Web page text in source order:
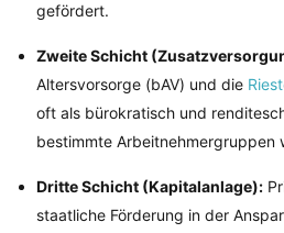
gefördert.
Zweite Schicht
Altersvorsorge (bAV) und die
oft als bürokratisch und
bestimmte Arbeitnehmergruppen
Dritte Schicht (Kapitalanlage):
staatliche Förderung in der